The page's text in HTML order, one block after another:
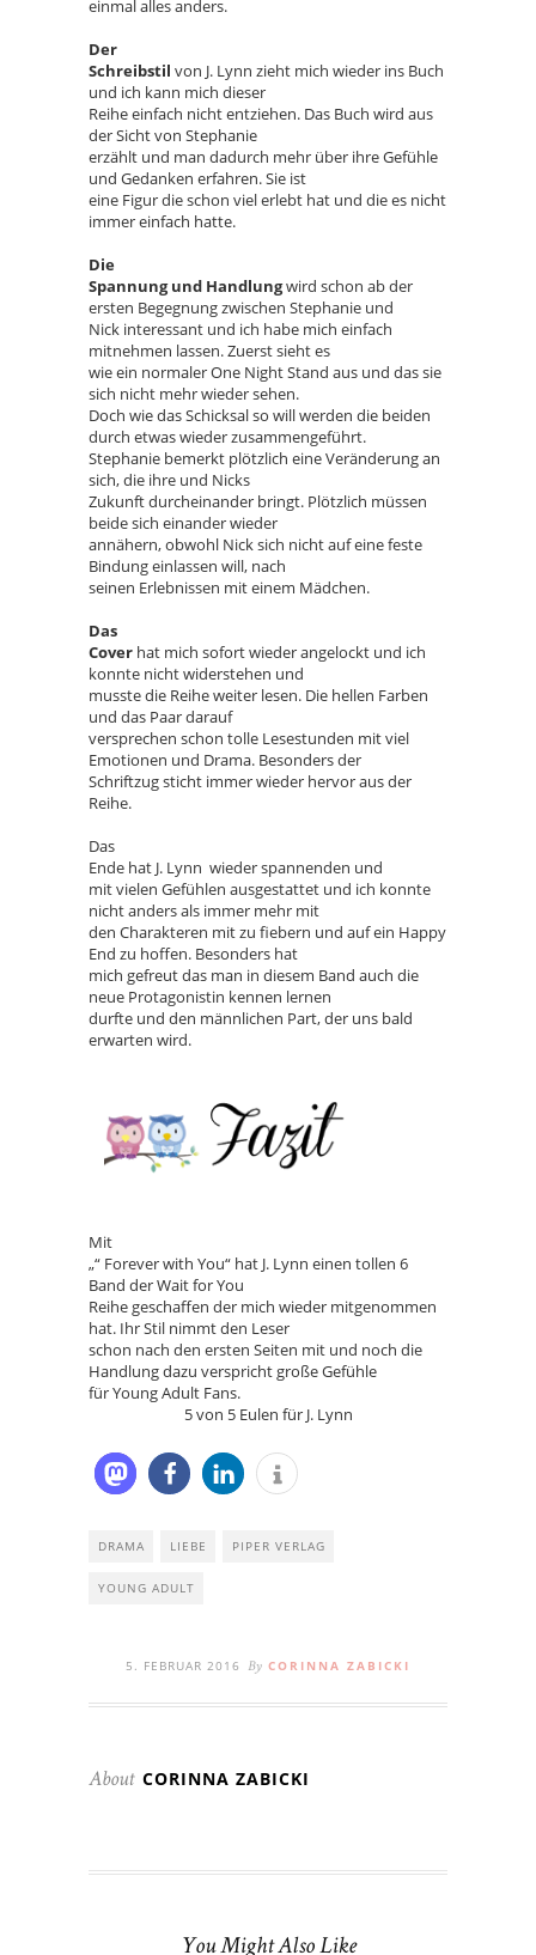
einmal alles anders.
Der
Schreibstil von J. Lynn zieht mich wieder ins Buch
und ich kann mich dieser
Reihe einfach nicht entziehen. Das Buch wird aus
der Sicht von Stephanie
erzählt und man dadurch mehr über ihre Gefühle
und Gedanken erfahren. Sie ist
eine Figur die schon viel erlebt hat und die es nicht
immer einfach hatte.
Die
Spannung und Handlungwird schon ab der
ersten Begegnung zwischen Stephanie und
Nick interessant und ich habe mich einfach
mitnehmen lassen. Zuerst sieht es
wie ein normaler One Night Stand aus und das sie
sich nicht mehr wieder sehen.
Doch wie das Schicksal so will werden die beiden
durch etwas wieder zusammengeführt.
Stephanie bemerkt plötzlich eine Veränderung an
sich, die ihre und Nicks
Zukunft durcheinander bringt. Plötzlich müssen
beide sich einander wieder
annähern, obwohl Nick sich nicht auf eine feste
Bindung einlassen will, nach
seinen Erlebnissen mit einem Mädchen.
Das
Cover hat mich sofort wieder angelockt und ich
konnte nicht widerstehen und
musste die Reihe weiter lesen. Die hellen Farben
und das Paar darauf
versprechen schon tolle Lesestunden mit viel
Emotionen und Drama. Besonders der
Schriftzug sticht immer wieder hervor aus der
Reihe.
Das
Ende hat J. Lynn wieder spannenden und
mit vielen Gefühlen ausgestattet und ich konnte
nicht anders als immer mehr mit
den Charakteren mit zu fiebern und auf ein Happy
End zu hoffen. Besonders hat
mich gefreut das man in diesem Band auch die
neue Protagonistin kennen lernen
durfte und den männlichen Part, der uns bald
erwarten wird.
Mit
„“ Forever with You“ hat J. Lynn einen tollen 6
Band der Wait for You
Reihe geschaffen der mich wieder mitgenommen
hat. Ihr Stil nimmt den Leser
schon nach den ersten Seiten mit und noch die
Handlung dazu verspricht große Gefühle
für Young Adult Fans.
5 von 5 Eulen für J. Lynn
DRAMA LIEBE PIPER VERLAG
YOUNG ADULT
5. FEBRUAR 2016 By CORINNA ZABICKI
About CORINNA ZABICKI
You Might Also Like